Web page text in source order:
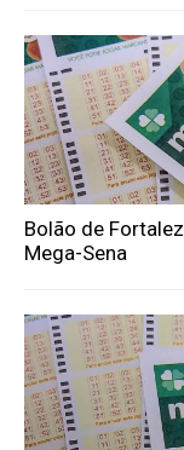
Bolão de
Mega-Sena